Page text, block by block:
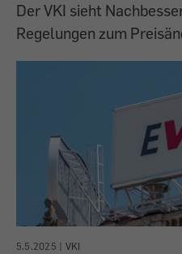
Der VKI sieht
Regelungen zum
5.5.2025 | VKI